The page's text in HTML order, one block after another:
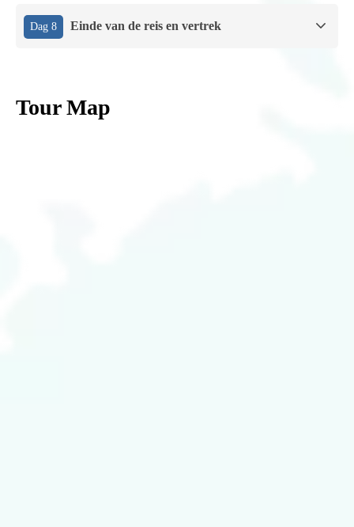
Dag 8 Einde van de reis en vertrek
Tour Map